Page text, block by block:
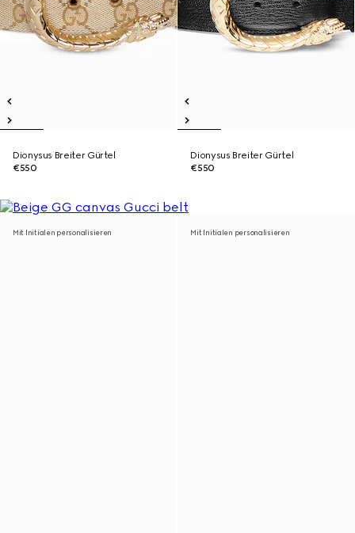
Dionysus Breiter Gürtel
€550
Dionysus Breiter Gürtel
€550
Mit Initialen personalisieren Mit Initialen personalisieren